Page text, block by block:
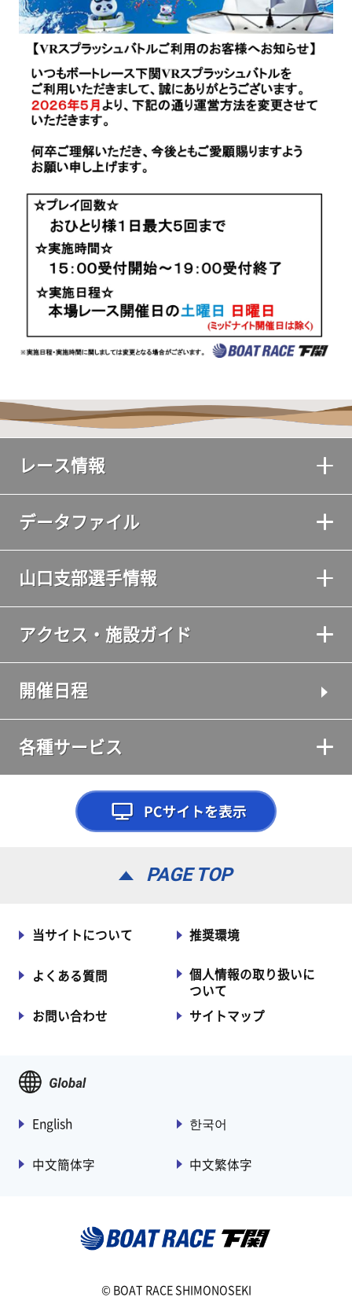
レース情報
データファイル
山口支部選手情報
アクセス・施設ガイド
開催日程
各種サービス
PAGE TOP
当サイトについて 推奨環境
よくある質問
個人情報の取り扱いに
ついて
お問い合わせ サイトマップ
English 한국어
中文簡体字 中文繁体字
©︎ BOAT RACE SHIMONOSEKI